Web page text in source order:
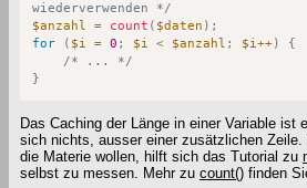
wiederverwenden */
$anzahl
= count ( $daten ) ;
for
( $i = 0 ; $i < $anzahl ; $i++)
{
/* ... */
}
Das Caching der Länge in einer Variable ist
sich nichts, ausser einer zusätzlichen
die Materie wollen, hilft sich das Tutorial zu
selbst zu messen. Mehr zu count() finden